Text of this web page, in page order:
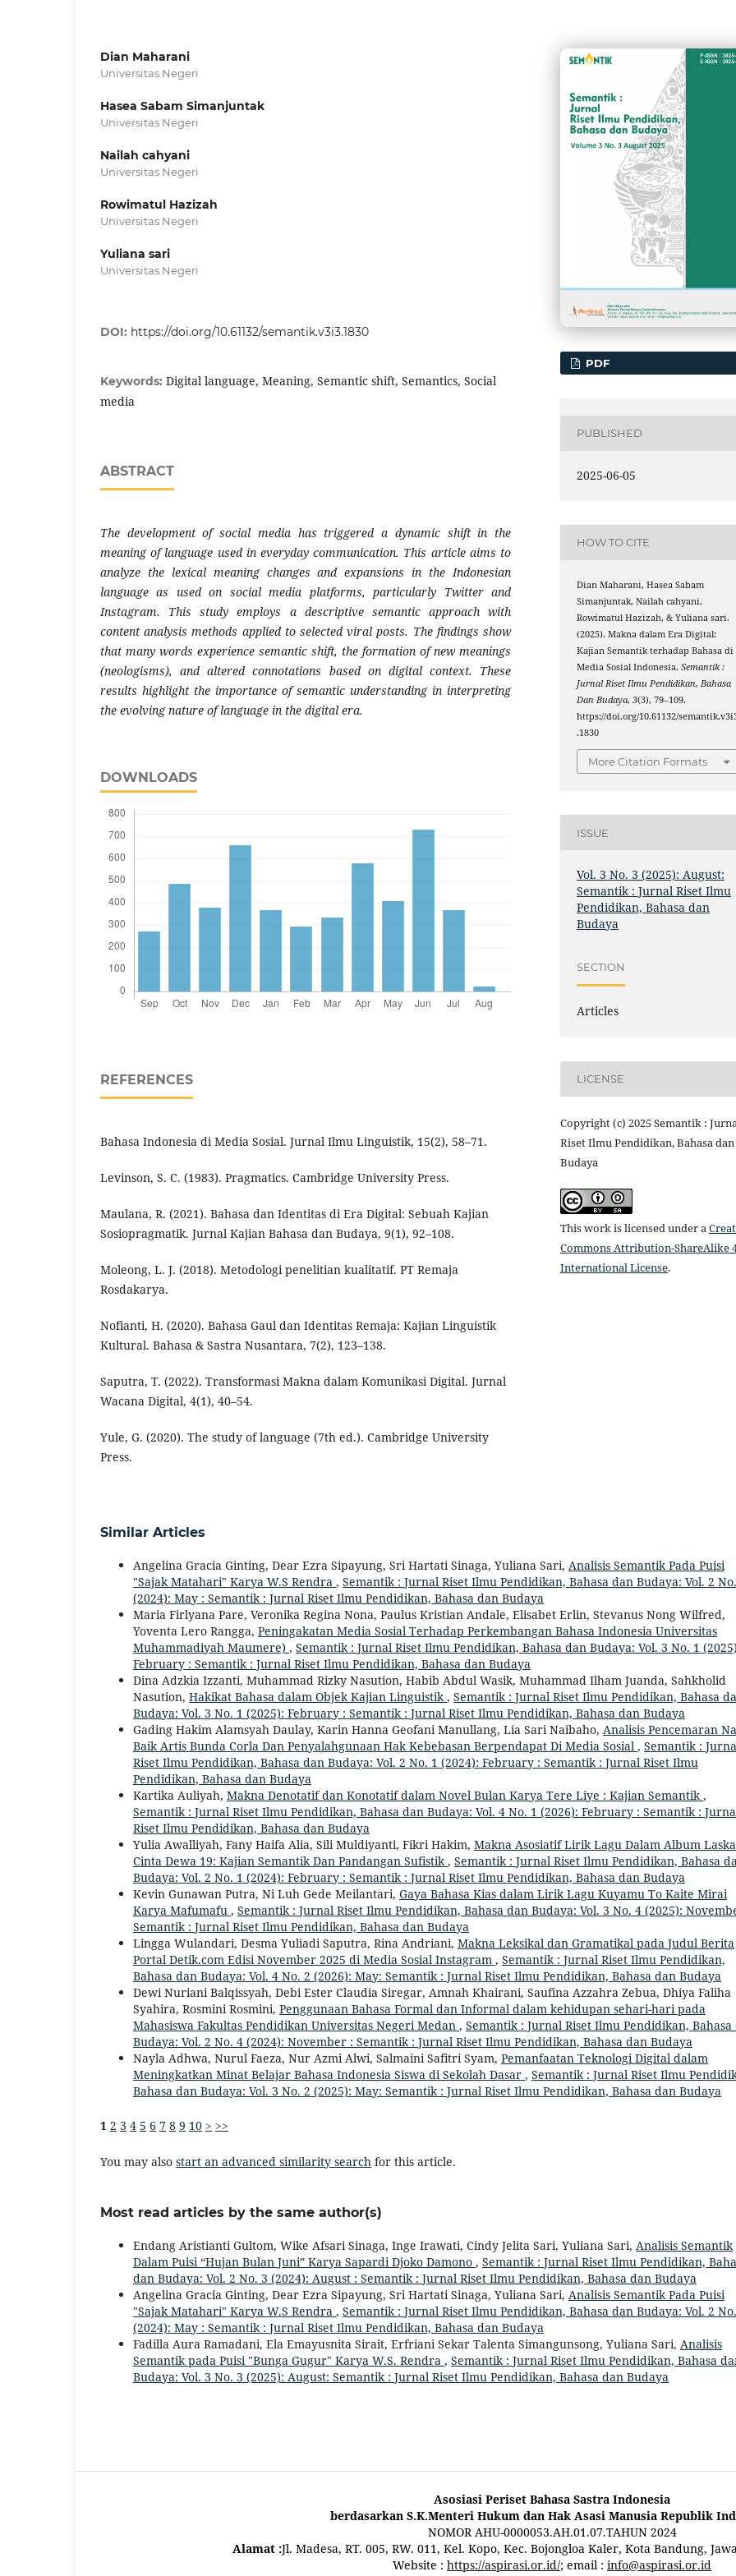
Dian Maharani
Universitas Negeri
Hasea Sabam Simanjuntak
Universitas Negeri
Nailah cahyani
Universitas Negeri
Rowimatul Hazizah
Universitas Negeri
Yuliana sari
Universitas Negeri
DOI: https://doi.org/10.61132/semantik.v3i3.1830
Keywords: Digital language, Meaning, Semantic shift, Semantics, Social
media
ABSTRACT
The development of social media has triggered a dynamic shift in the
meaning of language used in everyday communication. This article aims to
analyze the lexical meaning changes and expansions in the Indonesian
language as used on social media platforms, particularly Twitter and
Instagram. This study employs a descriptive semantic approach with
content analysis methods applied to selected viral posts. The findings show
that many words experience semantic shift, the formation of new meanings
(neologisms), and altered connotations based on digital context. These
results highlight the importance of semantic understanding in interpreting
the evolving nature of language in the digital era.
DOWNLOADS
REFERENCES
Bahasa Indonesia di Media Sosial. Jurnal Ilmu Linguistik, 15(2), 58–71.
Levinson, S. C. (1983). Pragmatics. Cambridge University Press.
Maulana, R. (2021). Bahasa dan Identitas di Era Digital: Sebuah Kajian
Sosiopragmatik. Jurnal Kajian Bahasa dan Budaya, 9(1), 92–108.
Moleong, L. J. (2018). Metodologi penelitian kualitatif. PT Remaja
Rosdakarya.
Nofianti, H. (2020). Bahasa Gaul dan Identitas Remaja: Kajian Linguistik
Kultural. Bahasa & Sastra Nusantara, 7(2), 123–138.
Saputra, T. (2022). Transformasi Makna dalam Komunikasi Digital. Jurnal
Wacana Digital, 4(1), 40–54.
Yule, G. (2020). The study of language (7th ed.). Cambridge University
Press.
PDF
PUBLISHED
2025-06-05
HOW TO CITE
Dian Maharani, Hasea Sabam
Simanjuntak, Nailah cahyani,
Rowimatul Hazizah, & Yuliana sari.
(2025). Makna dalam Era Digital:
Kajian Semantik terhadap Bahasa di
Media Sosial Indonesia.Semantik :
Jurnal Riset Ilmu Pendidikan, Bahasa
Dan Budaya,3(3), 79–109.
https://doi.org/10.61132/
.1830
More Citation Formats
ISSUE
Vol. 3 No. 3 (2025): August:
Semantik : Jurnal Riset Ilmu
Pendidikan, Bahasa dan
Budaya
SECTION
Articles
LICENSE
Copyright (c) 2025 Semantik :
Riset Ilmu Pendidikan, Bahasa dan
Budaya
This work is licensed under a
Commons Attribution-ShareAlike
International License.
Similar Articles
Angelina Gracia Ginting, Dear Ezra Sipayung, Sri Hartati Sinaga, Yuliana Sari, Analisis Semantik Pada Puisi
"Sajak Matahari" Karya W.S Rendra , Semantik : Jurnal Riset Ilmu Pendidikan, Bahasa dan Budaya: Vol. 2
(2024): May : Semantik : Jurnal Riset Ilmu Pendidikan, Bahasa dan Budaya
Maria Firlyana Pare, Veronika Regina Nona, Paulus Kristian Andale, Elisabet Erlin, Stevanus Nong Wilfred,
Yoventa Lero Rangga, Peningakatan Media Sosial Terhadap Perkembangan Bahasa Indonesia Universitas
Muhammadiyah Maumere) , Semantik : Jurnal Riset Ilmu Pendidikan, Bahasa dan Budaya: Vol. 3 No. 1
February : Semantik : Jurnal Riset Ilmu Pendidikan, Bahasa dan Budaya
Dina Adzkia Izzanti, Muhammad Rizky Nasution, Habib Abdul Wasik, Muhammad Ilham Juanda, Sahkholid
Nasution, Hakikat Bahasa dalam Objek Kajian Linguistik, Semantik : Jurnal Riset Ilmu Pendidikan, Bahasa
Budaya: Vol. 3 No. 1 (2025): February : Semantik : Jurnal Riset Ilmu Pendidikan, Bahasa dan Budaya
Gading Hakim Alamsyah Daulay, Karin Hanna Geofani Manullang, Lia Sari Naibaho, Analisis Pencemaran
Baik Artis Bunda Corla Dan Penyalahgunaan Hak Kebebasan Berpendapat Di Media Sosial , Semantik :
Riset Ilmu Pendidikan, Bahasa dan Budaya: Vol. 2 No. 1 (2024): February : Semantik : Jurnal Riset Ilmu
Pendidikan, Bahasa dan Budaya
Kartika Auliyah, Makna Denotatif dan Konotatif dalam Novel Bulan Karya Tere Liye : Kajian Semantik,
Semantik : Jurnal Riset Ilmu Pendidikan, Bahasa dan Budaya: Vol. 4 No. 1 (2026): February : Semantik :
Riset Ilmu Pendidikan, Bahasa dan Budaya
Yulia Awalliyah, Fany Haifa Alia, Sili Muldiyanti, Fikri Hakim, Makna Asosiatif Lirik Lagu Dalam Album
Cinta Dewa 19: Kajian Semantik Dan Pandangan Sufistik, Semantik : Jurnal Riset Ilmu Pendidikan, Bahasa
Budaya: Vol. 2 No. 1 (2024): February : Semantik : Jurnal Riset Ilmu Pendidikan, Bahasa dan Budaya
Kevin Gunawan Putra, Ni Luh Gede Meilantari, Gaya Bahasa Kias dalam Lirik Lagu Kuyamu To Kaite Mirai
Karya Mafumafu , Semantik : Jurnal Riset Ilmu Pendidikan, Bahasa dan Budaya: Vol. 3 No. 4 (2025):
Semantik : Jurnal Riset Ilmu Pendidikan, Bahasa dan Budaya
Lingga Wulandari, Desma Yuliadi Saputra, Rina Andriani, Makna Leksikal dan Gramatikal pada Judul Berita
Portal Detik.com Edisi November 2025 di Media Sosial Instagram , Semantik : Jurnal Riset Ilmu Pendidikan,
Bahasa dan Budaya: Vol. 4 No. 2 (2026): May: Semantik : Jurnal Riset Ilmu Pendidikan, Bahasa dan Budaya
Dewi Nuriani Balqissyah, Debi Ester Claudia Siregar, Amnah Khairani, Saufina Azzahra Zebua, Dhiya Faliha
Syahira, Rosmini Rosmini, Penggunaan Bahasa Formal dan Informal dalam kehidupan sehari-hari pada
Mahasiswa Fakultas Pendidikan Universitas Negeri Medan , Semantik : Jurnal Riset Ilmu Pendidikan, Bahasa
Budaya: Vol. 2 No. 4 (2024): November : Semantik : Jurnal Riset Ilmu Pendidikan, Bahasa dan Budaya
Nayla Adhwa, Nurul Faeza, Nur Azmi Alwi, Salmaini Safitri Syam, Pemanfaatan Teknologi Digital dalam
Meningkatkan Minat Belajar Bahasa Indonesia Siswa di Sekolah Dasar , Semantik : Jurnal Riset Ilmu
Bahasa dan Budaya: Vol. 3 No. 2 (2025): May: Semantik : Jurnal Riset Ilmu Pendidikan, Bahasa dan Budaya
1 2 3 4 5 6 7 8 9 10 > >>
You may also start an advanced similarity search for this article.
Most read articles by the same author(s)
Endang Aristianti Gultom, Wike Afsari Sinaga, Inge Irawati, Cindy Jelita Sari, Yuliana Sari, Analisis Semantik
Dalam Puisi “Hujan Bulan Juni” Karya Sapardi Djoko Damono , Semantik : Jurnal Riset Ilmu Pendidikan,
dan Budaya: Vol. 2 No. 3 (2024): August : Semantik : Jurnal Riset Ilmu Pendidikan, Bahasa dan Budaya
Angelina Gracia Ginting, Dear Ezra Sipayung, Sri Hartati Sinaga, Yuliana Sari, Analisis Semantik Pada Puisi
"Sajak Matahari" Karya W.S Rendra , Semantik : Jurnal Riset Ilmu Pendidikan, Bahasa dan Budaya: Vol. 2
(2024): May : Semantik : Jurnal Riset Ilmu Pendidikan, Bahasa dan Budaya
Fadilla Aura Ramadani, Ela Emayusnita Sirait, Erfriani Sekar Talenta Simangunsong, Yuliana Sari, Analisis
Semantik pada Puisi "Bunga Gugur" Karya W.S. Rendra , Semantik : Jurnal Riset Ilmu Pendidikan, Bahasa
Budaya: Vol. 3 No. 3 (2025): August: Semantik : Jurnal Riset Ilmu Pendidikan, Bahasa dan Budaya
Asosiasi Periset Bahasa Sastra Indonesia
berdasarkan S.K.Menteri Hukum dan Hak Asasi Manusia Republik
NOMOR AHU-0000053.AH.01.07.TAHUN 2024
Alamat :Jl. Madesa, RT. 005, RW. 011, Kel. Kopo, Kec. Bojongloa Kaler, Kota Bandung,
Website : https://aspirasi.or.id/; email : info@aspirasi.or.id